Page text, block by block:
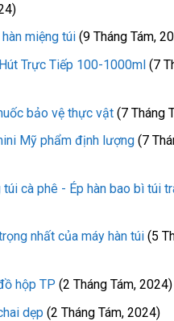
miệng túi (9 Tháng Tám,
Trực Tiếp 100-1000ml (7
bảo vệ thực vật (7 Tháng
Mỹ phẩm định lượng (7
túi cà phê - Ép hàn bao bì túi
nhất của máy hàn túi (5
hộp TP (2 Tháng Tám, 2024)
dẹp (2 Tháng Tám, 2024)